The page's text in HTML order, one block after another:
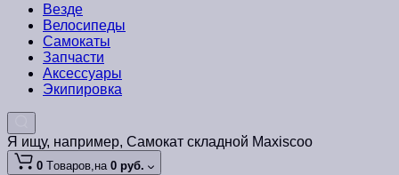
Везде
Велосипеды
Самокаты
Запчасти
Аксессуары
Экипировка
Я ищу, например, Самокат складной Maxiscoo
0 Tоваров,на 0 руб.